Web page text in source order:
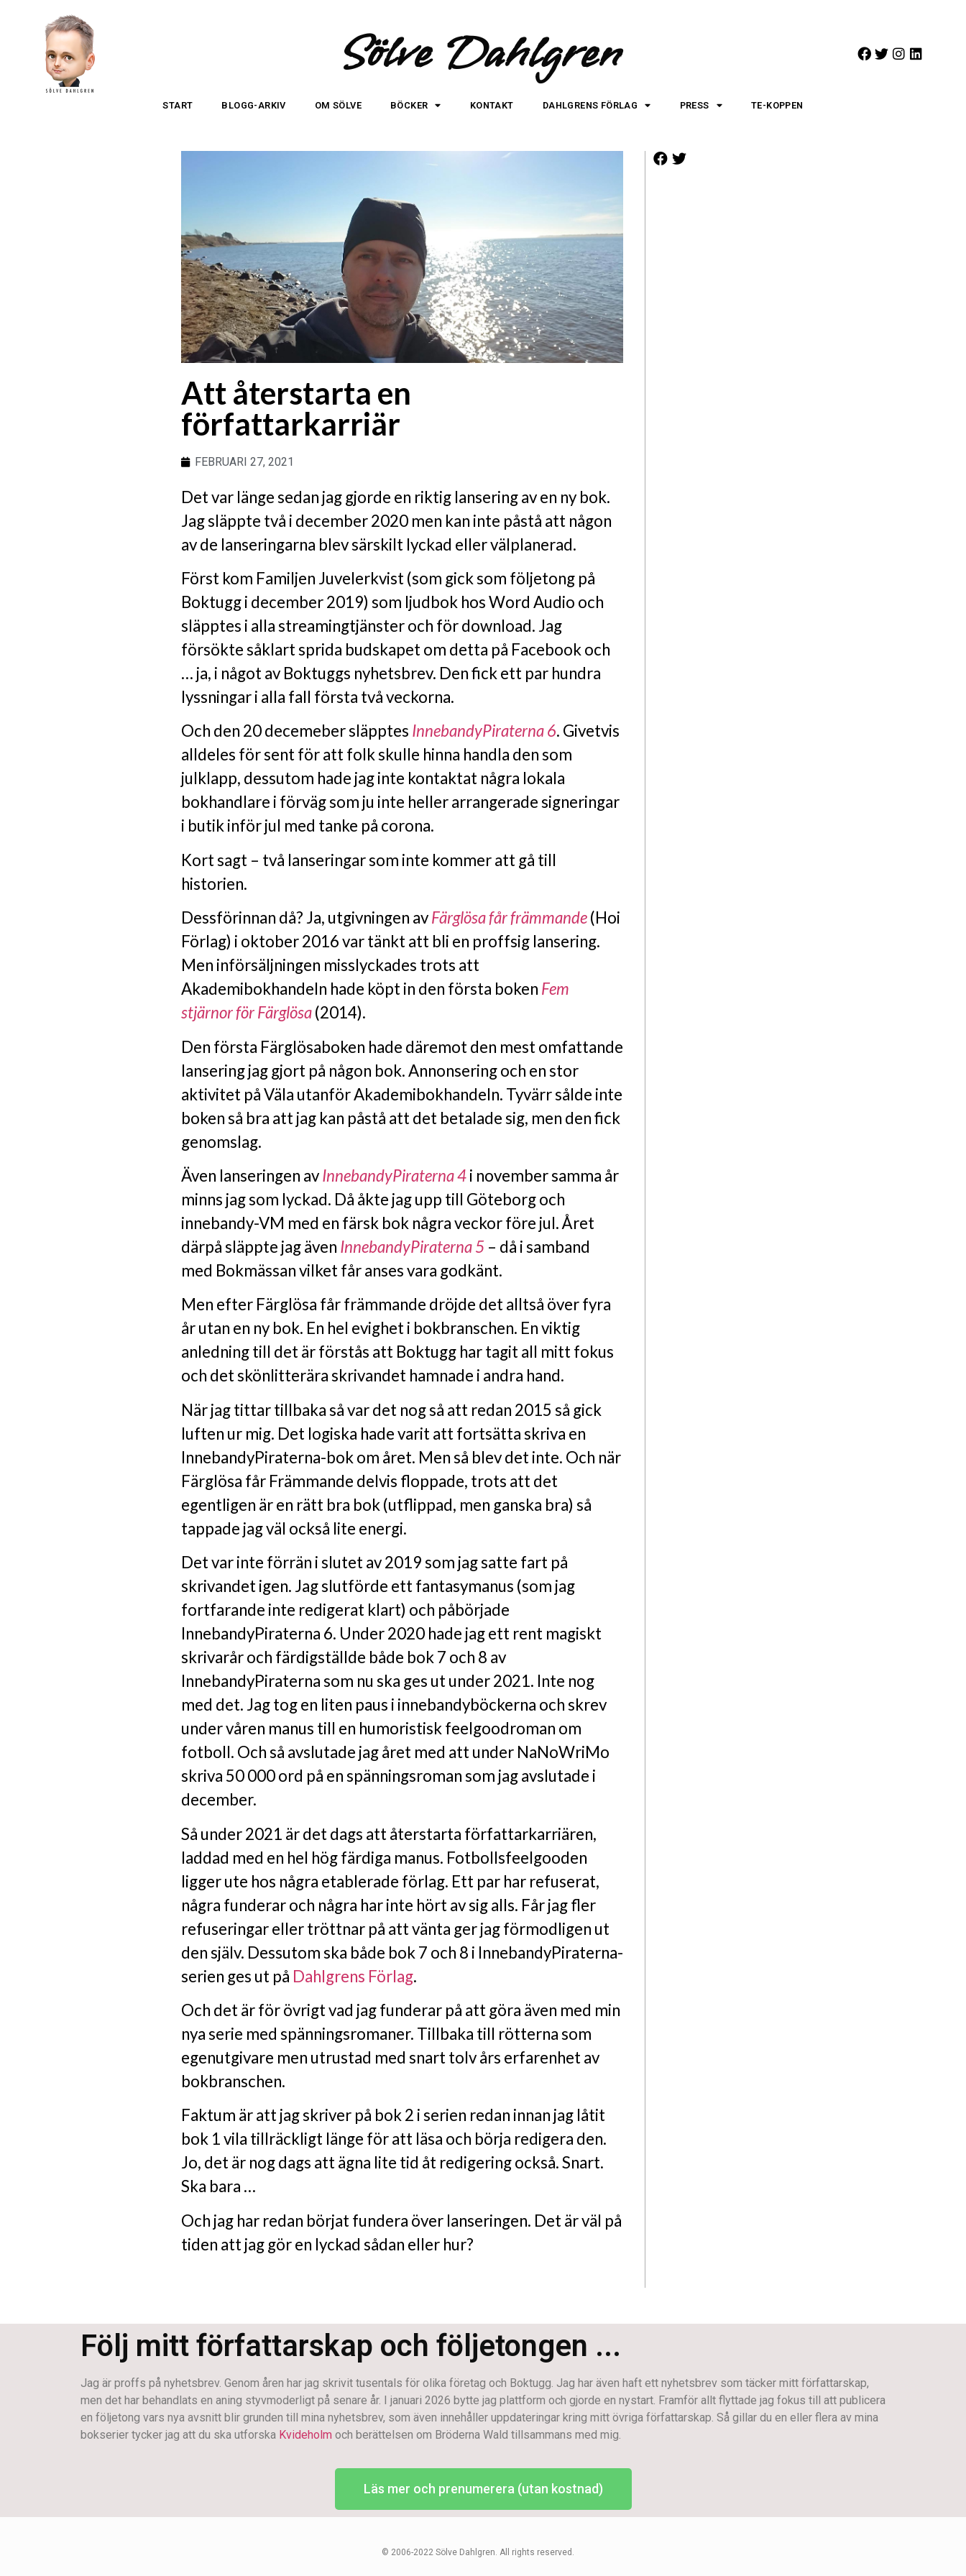
Sölve Dahlgren
START BLOGG-ARKIV OM SÖLVE BÖCKER KONTAKT DAHLGRENS FÖRLAG PRESS TE-KOPPEN
Att återstarta en
författarkarriär
FEBRUARI 27, 2021
Det var länge sedan jag gjorde en riktig lansering av en ny bok.
Jag släppte två i december 2020 men kan inte påstå att någon
av de lanseringarna blev särskilt lyckad eller välplanerad.
Först kom Familjen Juvelerkvist (som gick som följetong på
Boktugg i december 2019) som ljudbok hos Word Audio och
släpptes i alla streamingtjänster och för download. Jag
försökte såklart sprida budskapet om detta på Facebook och
… ja, i något av Boktuggs nyhetsbrev. Den fick ett par hundra
lyssningar i alla fall första två veckorna.
Och den 20 decemeber släpptes InnebandyPiraterna 6. Givetvis
alldeles för sent för att folk skulle hinna handla den som
julklapp, dessutom hade jag inte kontaktat några lokala
bokhandlare i förväg som ju inte heller arrangerade signeringar
i butik inför jul med tanke på corona.
Kort sagt – två lanseringar som inte kommer att gå till
historien.
Dessförinnan då? Ja, utgivningen avFärglösa får främmande(Hoi
Förlag) i oktober 2016 var tänkt att bli en proffsig lansering.
Men införsäljningen misslyckades trots att
Akademibokhandeln hade köpt in den första boken Fem
stjärnor för Färglösa(2014).
Den första Färglösaboken hade däremot den mest omfattande
lansering jag gjort på någon bok. Annonsering och en stor
aktivitet på Väla utanför Akademibokhandeln. Tyvärr sålde inte
boken så bra att jag kan påstå att det betalade sig, men den fick
genomslag.
Även lanseringen avInnebandyPiraterna 4i november samma år
minns jag som lyckad. Då åkte jag upp till Göteborg och
innebandy-VM med en färsk bok några veckor före jul. Året
därpå släppte jag även InnebandyPiraterna 5 – då i samband
med Bokmässan vilket får anses vara godkänt.
Men efter Färglösa får främmande dröjde det alltså över fyra
år utan en ny bok. En hel evighet i bokbranschen. En viktig
anledning till det är förstås att Boktugg har tagit all mitt fokus
och det skönlitterära skrivandet hamnade i andra hand.
När jag tittar tillbaka så var det nog så att redan 2015 så gick
luften ur mig. Det logiska hade varit att fortsätta skriva en
InnebandyPiraterna-bok om året. Men så blev det inte. Och när
Färglösa får Främmande delvis floppade, trots att det
egentligen är en rätt bra bok (utflippad, men ganska bra) så
tappade jag väl också lite energi.
Det var inte förrän i slutet av 2019 som jag satte fart på
skrivandet igen. Jag slutförde ett fantasymanus (som jag
fortfarande inte redigerat klart) och påbörjade
InnebandyPiraterna 6. Under 2020 hade jag ett rent magiskt
skrivarår och färdigställde både bok 7 och 8 av
InnebandyPiraterna som nu ska ges ut under 2021. Inte nog
med det. Jag tog en liten paus i innebandyböckerna och skrev
under våren manus till en humoristisk feelgoodroman om
fotboll. Och så avslutade jag året med att under NaNoWriMo
skriva 50 000 ord på en spänningsroman som jag avslutade i
december.
Så under 2021 är det dags att återstarta författarkarriären,
laddad med en hel hög färdiga manus. Fotbollsfeelgooden
ligger ute hos några etablerade förlag. Ett par har refuserat,
några funderar och några har inte hört av sig alls. Får jag fler
refuseringar eller tröttnar på att vänta ger jag förmodligen ut
den själv. Dessutom ska både bok 7 och 8 i InnebandyPiraterna-
serien ges ut på Dahlgrens Förlag.
Och det är för övrigt vad jag funderar på att göra även med min
nya serie med spänningsromaner. Tillbaka till rötterna som
egenutgivare men utrustad med snart tolv års erfarenhet av
bokbranschen.
Faktum är att jag skriver på bok 2 i serien redan innan jag låtit
bok 1 vila tillräckligt länge för att läsa och börja redigera den.
Jo, det är nog dags att ägna lite tid åt redigering också. Snart.
Ska bara …
Och jag har redan börjat fundera över lanseringen. Det är väl på
tiden att jag gör en lyckad sådan eller hur?
Följ mitt författarskap och följetongen ...
Jag är proffs på nyhetsbrev. Genom åren har jag skrivit tusentals för olika företag och Boktugg. Jag har även haft ett nyhetsbrev som täcker mitt författarskap,
men det har behandlats en aning styvmoderligt på senare år. I januari 2026 bytte jag plattform och gjorde en nystart. Framför allt flyttade jag fokus till att publicera
en följetong vars nya avsnitt blir grunden till mina nyhetsbrev, som även innehåller uppdateringar kring mitt övriga författarskap. Så gillar du en eller flera av mina
bokserier tycker jag att du ska utforska Kvideholm och berättelsen om Bröderna Wald tillsammans med mig.
Läs mer och prenumerera (utan kostnad)
© 2006-2022 Sölve Dahlgren. All rights reserved.